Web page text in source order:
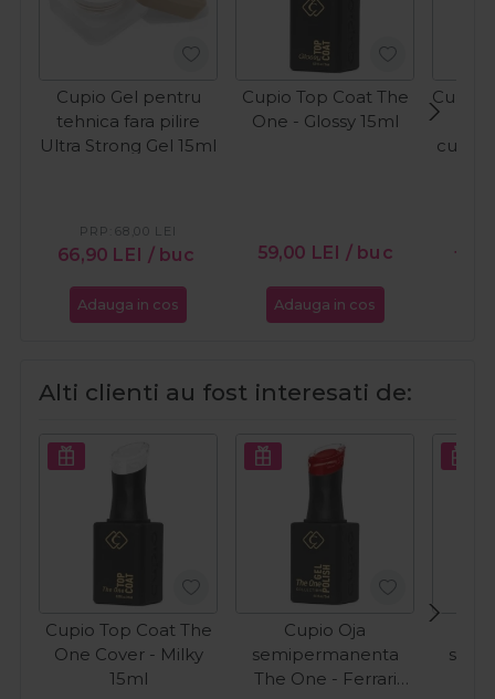
Cupio Gel pentru
tehnica fara pilire
Ultra Strong Gel 15ml
66,90 LEI / buc
PRP:68,00 LEI
Adauga in cos
Cupio Top Coat The
One - Glossy 15ml
59,00 LEI / buc
Adauga in cos
Cupio
Alti clienti au fost interesati de:
Cupio Top Coat The
One Cover - Milky
15ml
Cupio Oja
semipermanenta
The One - Ferrari